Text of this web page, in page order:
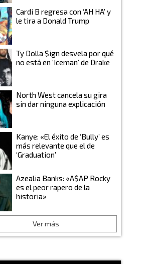
Cardi B regresa con ‘AH HA’ y
le tira a Donald Trump
Ty Dolla $ign desvela por qué
no está en ‘Iceman’ de Drake
North West cancela su gira
sin dar ninguna explicación
Kanye: «El éxito de ‘Bully’ es
más relevante que el de
‘Graduation’
Azealia Banks: «A$AP Rocky
es el peor rapero de la
historia»
Ver más